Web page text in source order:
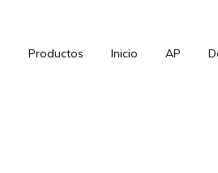
Productos Inicio AP